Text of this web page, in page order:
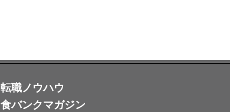
転職ノウハウ
食バンクマガジン